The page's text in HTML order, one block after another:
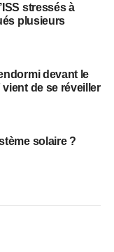
stressés à
plusieurs
devant le
vient de se réveiller
solaire ?